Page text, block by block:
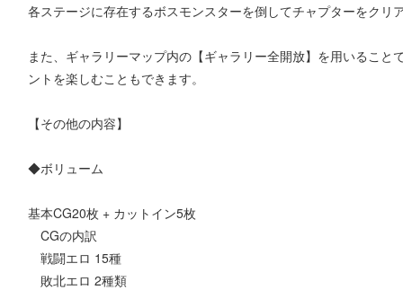
各ステージに存在するボスモンスターを倒してチャプターをクリ
また、ギャラリーマップ内の【ギャラリー全開放】を用いるこ
ントを楽しむこともできます。
【その他の内容】
◆ボリューム
基本CG20枚 + カットイン5枚
CGの内訳
戦闘エロ 15種
敗北エロ 2種類